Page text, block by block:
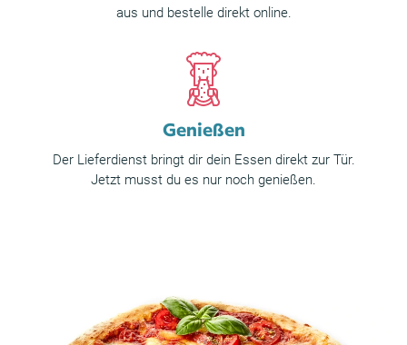
aus und bestelle direkt online.
Genießen
Der Lieferdienst bringt dir dein Essen direkt zur Tür.
Jetzt musst du es nur noch genießen.